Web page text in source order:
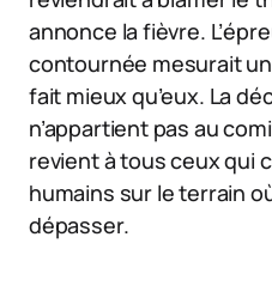
annonce la fièvre.
contournée mesurait
fait mieux qu’eux. La
n’appartient pas au
revient à tous ceux qui
humains sur le terrain
dépasser.